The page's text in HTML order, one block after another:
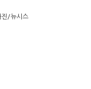
진/뉴시스